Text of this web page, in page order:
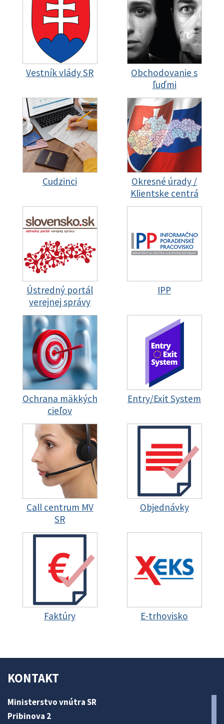
Vestník vlády SR
Obchodovanie s
ľuďmi
Cudzinci
Okresné úrady /
Klientske centrá
Ústredný portál
verejnej správy
IPP
Ochrana mäkkých
cieľov
Entry/Exit System
Call centrum MV
SR
Objednávky
Faktúry E-trhovisko
KONTAKT
Ministerstvo vnútra SR
Pribinova 2